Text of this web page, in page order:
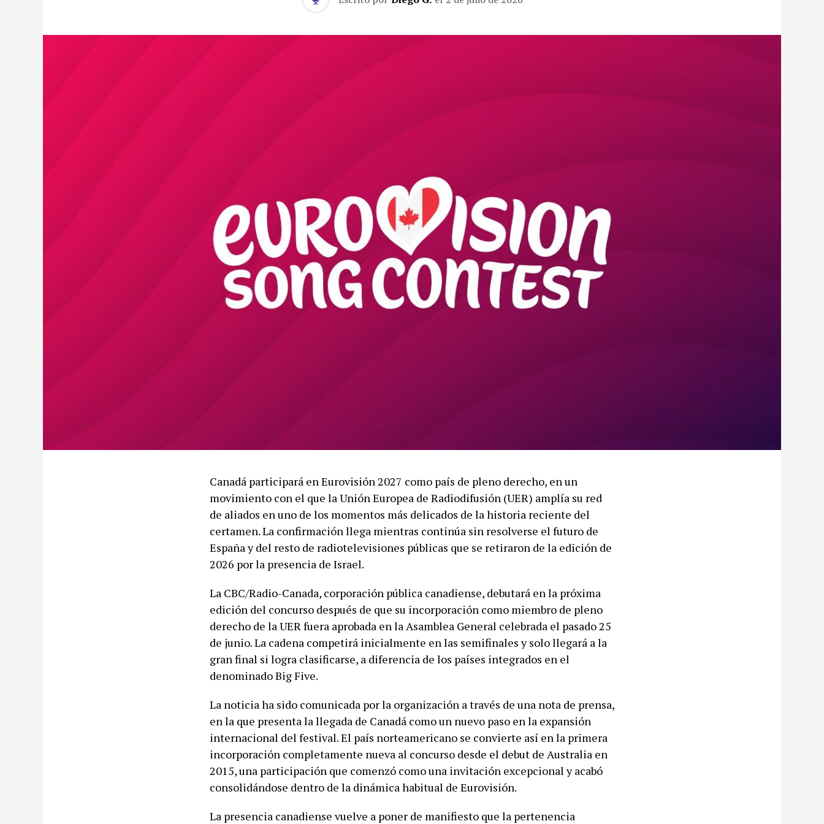
Canadá participará en Eurovisión 2027 como país de pleno derecho, en un
movimiento con el que la Unión Europea de Radiodifusión (UER) amplía su red
de aliados en uno de los momentos más delicados de la historia reciente del
certamen. La confirmación llega mientras continúa sin resolverse el futuro de
España y del resto de radiotelevisiones públicas que se retiraron de la edición de
2026 por la presencia de Israel.
La CBC/Radio-Canada, corporación pública canadiense, debutará en la próxima
edición del concurso después de que su incorporación como miembro de pleno
derecho de la UER fuera aprobada en la Asamblea General celebrada el pasado 25
de junio. La cadena competirá inicialmente en las semifinales y solo llegará a la
gran final si logra clasificarse, a diferencia de los países integrados en el
denominado Big Five.
La noticia ha sido comunicada por la organización a través de una nota de prensa,
en la que presenta la llegada de Canadá como un nuevo paso en la expansión
internacional del festival. El país norteamericano se convierte así en la primera
incorporación completamente nueva al concurso desde el debut de Australia en
2015, una participación que comenzó como una invitación excepcional y acabó
consolidándose dentro de la dinámica habitual de Eurovisión.
La presencia canadiense vuelve a poner de manifiesto que la pertenencia